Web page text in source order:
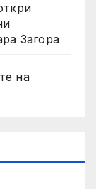
Загора
на